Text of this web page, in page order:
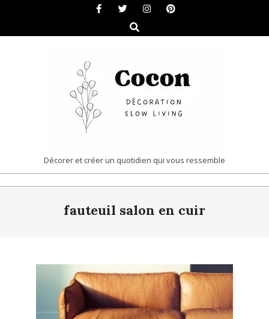
content
Search
COCON
|
DÉCORATION
LIVING
Décorer et créer un quotidien qui vous ressemble
fauteuil salon en cuir